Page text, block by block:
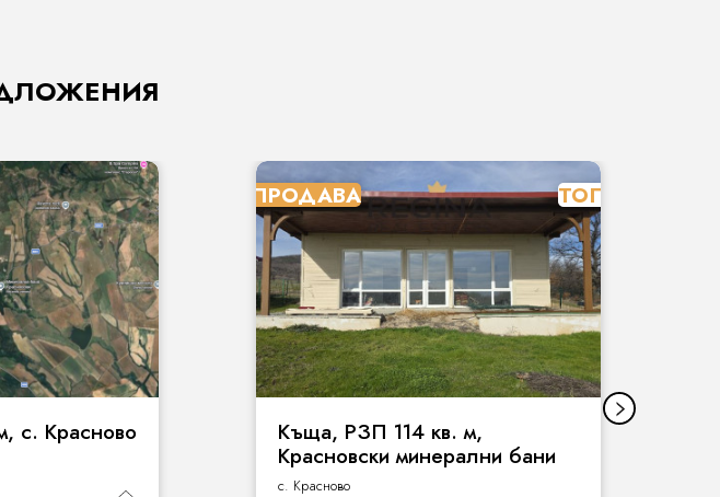
с. Красново
ПРОДАВА ТОП
Къща, РЗП 114 кв. м,
Красновски минерални бани
с. Красново